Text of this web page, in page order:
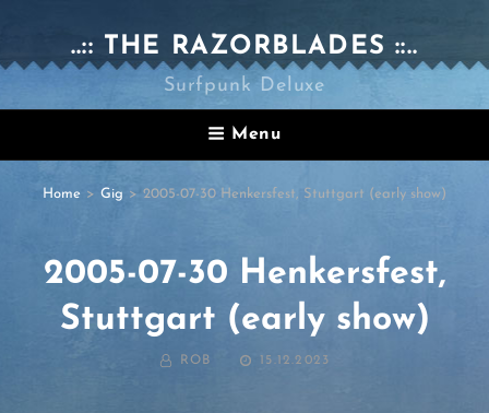
..:: THE RAZORBLADES ::..
Surfpunk Deluxe
Menu
Home > Gig > 2005-07-30 Henkersfest, Stuttgart (early show)
2005-07-30 Henkersfest,
Stuttgart (early show)
BY ROB
POSTED
15.12.2023